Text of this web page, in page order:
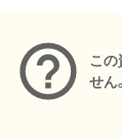
こ
せん。